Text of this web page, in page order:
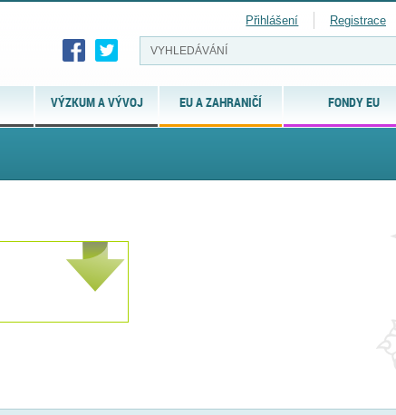
VÝZKUM A VÝVOJ EU A ZAHRANIČÍ FONDY EU
Přihlášení Registrace